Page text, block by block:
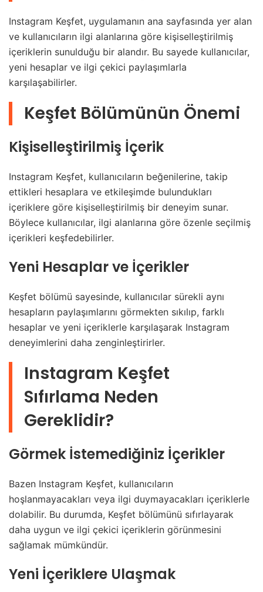
Instagram Keşfet, uygulamanın ana sayfasında yer alan
ve kullanıcıların ilgi alanlarına göre kişiselleştirilmiş
içeriklerin sunulduğu bir alandır. Bu sayede kullanıcılar,
yeni hesaplar ve ilgi çekici paylaşımlarla
karşılaşabilirler.
Keşfet Bölümünün Önemi
Kişiselleştirilmiş İçerik
Instagram Keşfet, kullanıcıların beğenilerine, takip
ettikleri hesaplara ve etkileşimde bulundukları
içeriklere göre kişiselleştirilmiş bir deneyim sunar.
Böylece kullanıcılar, ilgi alanlarına göre özenle seçilmiş
içerikleri keşfedebilirler.
Yeni Hesaplar ve İçerikler
Keşfet bölümü sayesinde, kullanıcılar sürekli aynı
hesapların paylaşımlarını görmekten sıkılıp, farklı
hesaplar ve yeni içeriklerle karşılaşarak Instagram
deneyimlerini daha zenginleştirirler.
Instagram Keşfet
Sıfırlama Neden
Gereklidir?
Görmek İstemediğiniz İçerikler
Bazen Instagram Keşfet, kullanıcıların
hoşlanmayacakları veya ilgi duymayacakları içeriklerle
dolabilir. Bu durumda, Keşfet bölümünü sıfırlayarak
daha uygun ve ilgi çekici içeriklerin görünmesini
sağlamak mümkündür.
Yeni İçeriklere Ulaşmak